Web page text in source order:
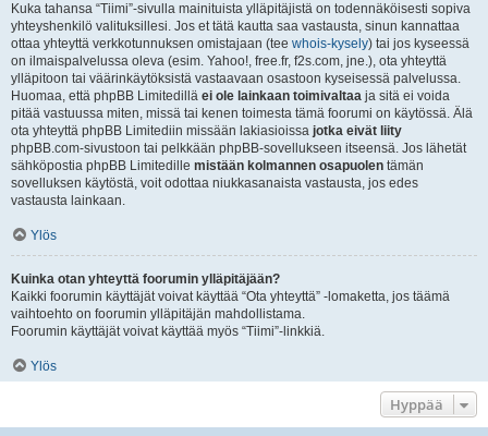
Kuka tahansa “Tiimi”-sivulla mainituista ylläpitäjistä on todennäköisesti sopiva
yhteyshenkilö valituksillesi. Jos et tätä kautta saa vastausta, sinun kannattaa
ottaa yhteyttä verkkotunnuksen omistajaan (tee whois-kysely) tai jos kyseessä
on ilmaispalvelussa oleva (esim. Yahoo!, free.fr, f2s.com, jne.), ota yhteyttä
ylläpitoon tai väärinkäytöksistä vastaavaan osastoon kyseisessä palvelussa.
Huomaa, että phpBB Limitedillä ei ole lainkaan toimivaltaa ja sitä ei voida
pitää vastuussa miten, missä tai kenen toimesta tämä foorumi on käytössä. Älä
ota yhteyttä phpBB Limitediin missään lakiasioissa jotka eivät liity
phpBB.com-sivustoon tai pelkkään phpBB-sovellukseen itseensä. Jos lähetät
sähköpostia phpBB Limitedille mistään kolmannen osapuolen tämän
sovelluksen käytöstä, voit odottaa niukkasanaista vastausta, jos edes
vastausta lainkaan.
Ylös
Kuinka otan yhteyttä foorumin ylläpitäjään?
Kaikki foorumin käyttäjät voivat käyttää “Ota yhteyttä” -lomaketta, jos täämä
vaihtoehto on foorumin ylläpitäjän mahdollistama.
Foorumin käyttäjät voivat käyttää myös “Tiimi”-linkkiä.
Ylös
Hyppää